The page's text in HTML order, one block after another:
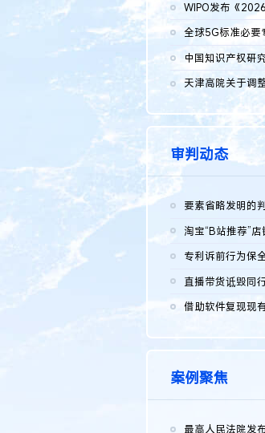
审判动态
要素省略发明的
案例聚焦